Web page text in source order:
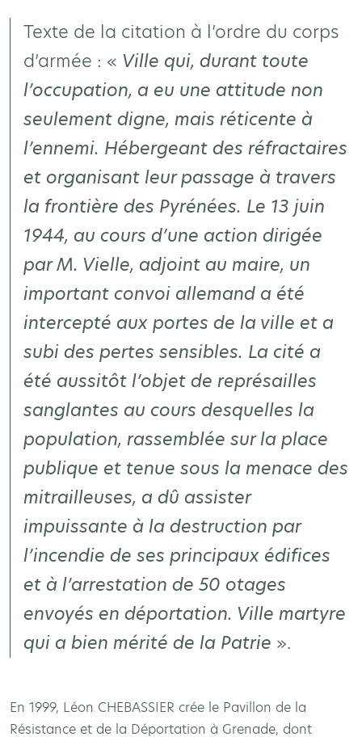
Texte de la citation à l’ordre du corps
d’armée : « Ville qui, durant toute
l’occupation, a eu une attitude non
seulement digne, mais réticente à
l’ennemi. Hébergeant des réfractaires
et organisant leur passage à travers
la frontière des Pyrénées. Le 13 juin
1944, au cours d’une action dirigée
par M. Vielle, adjoint au maire, un
important convoi allemand a été
intercepté aux portes de la ville et a
subi des pertes sensibles. La cité a
été aussitôt l’objet de représailles
sanglantes au cours desquelles la
population, rassemblée sur la place
publique et tenue sous la menace des
mitrailleuses, a dû assister
impuissante à la destruction par
l’incendie de ses principaux édifices
et à l’arrestation de 50 otages
envoyés en déportation. Ville martyre
qui a bien mérité de la Patrie ».
En 1999, Léon CHEBASSIER crée le Pavillon de la
Résistance et de la Déportation à Grenade, dont